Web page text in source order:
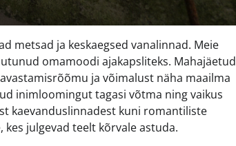
metsad ja keskaegsed vanalinnad. Meie
omamoodi ajakapsliteks. Mahajäetud
ja võimalust näha maailma
inimloomingut tagasi võtma ning vaikus
kaevanduslinnadest kuni romantiliste
julgevad teelt kõrvale astuda.